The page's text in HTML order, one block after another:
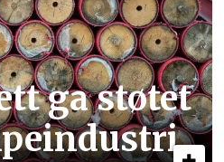
ga støtet